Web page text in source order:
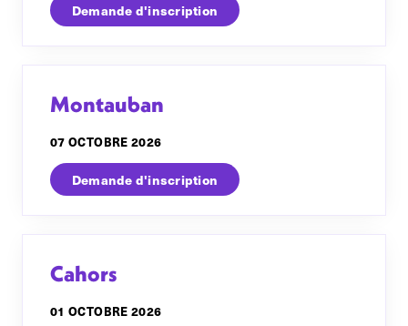
Demande d'inscription
Montauban
07 OCTOBRE 2026
Demande d'inscription
Cahors
01 OCTOBRE 2026